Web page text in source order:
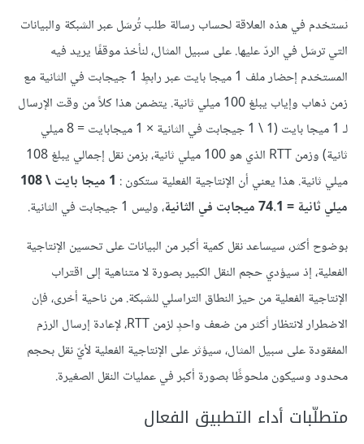
نستخدم في هذه العلاقة لحساب رسالة طلب تُرسَل عبر الشبكة والبيانات
التي ترسَل في الردّ عليها. على سبيل المثال، لنأخذ موقفًا يريد فيه
المستخدم إحضار ملف 1 ميجا بايت عبر رابطٍ 1 جيجابت في الثانية مع
زمن ذهاب وإياب يبلغ 100 ميلي ثانية. يتضمن هذا كلاً من وقت الإرسال
لـ 1 ميجا بايت (1 \ 1 جيجابت في الثانية × 1 ميجابايت = 8 ميلي
ثانية) وزمن RTT الذي هو 100 ميلي ثانية، بزمن نقل إجمالي يبلغ 108
ميلي ثانية. هذا يعني أن الإنتاجية الفعلية ستكون :
1 ميجا بايت \ 108
ميلي ثانية = 74.1 ميجابت في الثانية
، وليس 1 جيجابت في الثانية.
بوضوح أكثر، سيساعد نقل كمية أكبر من البيانات على تحسين الإنتاجية
الفعلية، إذ سيؤدي حجم النقل الكبير بصورة لا متناهية إلى اقتراب
الإنتاجية الفعلية من حيز النطاق التراسلي للشبكة. من ناحية أخرى، فإن
الاضطرار لانتظار أكثر من ضعف واحدٍ لزمن RTT، لإعادة إرسال الرزم
المفقودة على سبيل المثال، سيؤثر على الإنتاجية الفعلية لأيّ نقل بحجم
محدود وسيكون ملحوظًا بصورة أكبر في عمليات النقل الصغيرة.
متطلّبات أداء التطبيق الفعال